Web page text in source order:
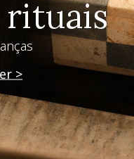
rituais
>